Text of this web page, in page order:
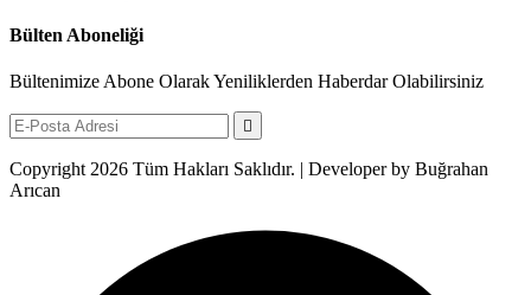
Bülten Aboneliği
Bültenimize Abone Olarak Yeniliklerden Haberdar Olabilirsiniz
Copyright 2026 Tüm Hakları Saklıdır. | Developer by Buğrahan
Arıcan